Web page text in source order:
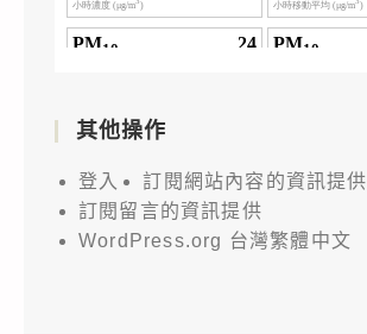
其他操作
登入
訂閱網站內容的資訊提供
訂閱留言的資訊提供
WordPress.org 台灣繁體中文